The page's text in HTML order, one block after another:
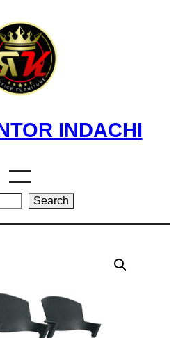
INDACHI
Search